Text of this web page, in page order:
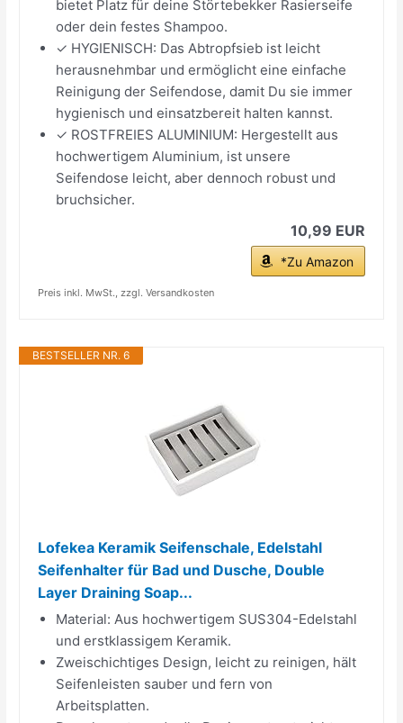
bietet Platz für deine Störtebekker Rasierseife
oder dein festes Shampoo.
✓ HYGIENISCH: Das Abtropfsieb ist leicht
herausnehmbar und ermöglicht eine einfache
Reinigung der Seifendose, damit Du sie immer
hygienisch und einsatzbereit halten kannst.
✓ ROSTFREIES ALUMINIUM: Hergestellt aus
hochwertigem Aluminium, ist unsere
Seifendose leicht, aber dennoch robust und
bruchsicher.
10,99 EUR
*Zu Amazon
Preis inkl. MwSt., zzgl. Versandkosten
BESTSELLER NR. 6
Lofekea Keramik Seifenschale, Edelstahl
Seifenhalter für Bad und Dusche, Double
Layer Draining Soap...
Material: Aus hochwertigem SUS304-Edelstahl
und erstklassigem Keramik.
Zweischichtiges Design, leicht zu reinigen, hält
Seifenleisten sauber und fern von
Arbeitsplatten.